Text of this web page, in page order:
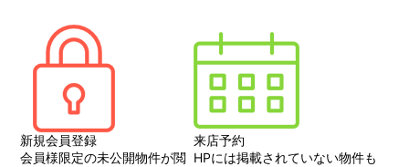
新規会員登録
会員様限定の未公開物件が閲
来店予約
HPには掲載されていない物件も